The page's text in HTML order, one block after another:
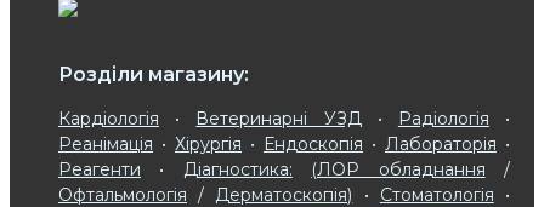
Розділи магазину:
Кардіологія • Ветеринарні УЗД• Радіологія •
Реанімація • Хірургія • Ендоскопія • Лабораторія •
Реагенти • Діагностика: (ЛОР обладнання /
Офтальмологія / Дерматоскопія) • Стоматологія •